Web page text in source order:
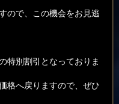
ので、この機会をお見逃
特別割引となっておりま
格へ戻りますので、ぜひ